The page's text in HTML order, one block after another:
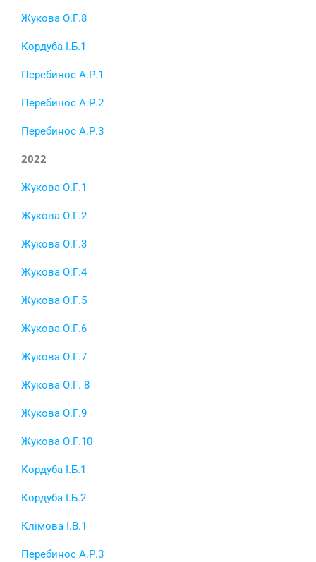
Жукова О.Г.8
Кордуба І.Б.1
Перебинос А.Р.1
Перебинос А.Р.2
Перебинос А.Р.3
2022
Жукова О.Г.1
Жукова О.Г.2
Жукова О.Г.3
Жукова О.Г.4
Жукова О.Г.5
Жукова О.Г.6
Жукова О.Г.7
Жукова О.Г. 8
Жукова О.Г.9
Жукова О.Г.10
Кордуба І.Б.1
Кордуба І.Б.2
Клімова І.В.1
Перебинос А.Р.3